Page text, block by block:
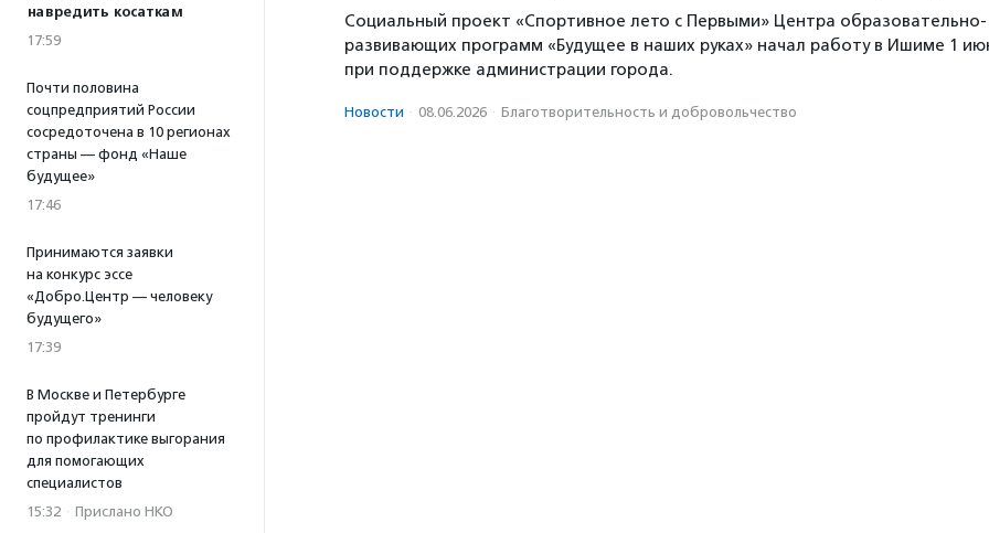
навредить косаткам
17:59
Почти половина
соцпредприятий России
сосредоточена в 10 регионах
страны — фонд «Наше
будущее»
17:46
Принимаются заявки
на конкурс эссе
«Добро.Центр — человеку
будущего»
17:39
В Москве и Петербурге
пройдут тренинги
по профилактике выгорания
для помогающих
специалистов
15:32 · Прислано НКО
Социальный проект «Спортивное лето с Первыми» Центра образовательно-
развивающих программ «Будущее в наших руках» начал работу в Ишиме 1
при поддержке администрации города.
Новости · 08.06.2026 · Благотвори­тель­ность и доброволь­чест­во